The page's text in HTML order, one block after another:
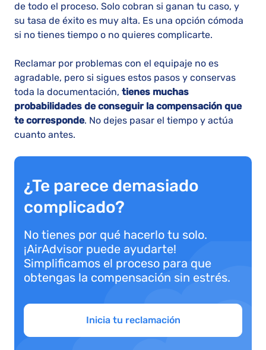
de todo el proceso. Solo cobran si ganan tu caso, y
su tasa de éxito es muy alta. Es una opción cómoda
si no tienes tiempo o no quieres complicarte.
Reclamar por problemas con el equipaje no es
agradable, pero si sigues estos pasos y conservas
toda la documentación, tienes muchas
probabilidades de conseguir la compensación que
te corresponde. No dejes pasar el tiempo y actúa
cuanto antes.
¿Te parece demasiado
complicado?
No tienes por qué hacerlo tu solo.
¡AirAdvisor puede ayudarte!
Simplificamos el proceso para que
obtengas la compensación sin estrés.
Inicia tu reclamación